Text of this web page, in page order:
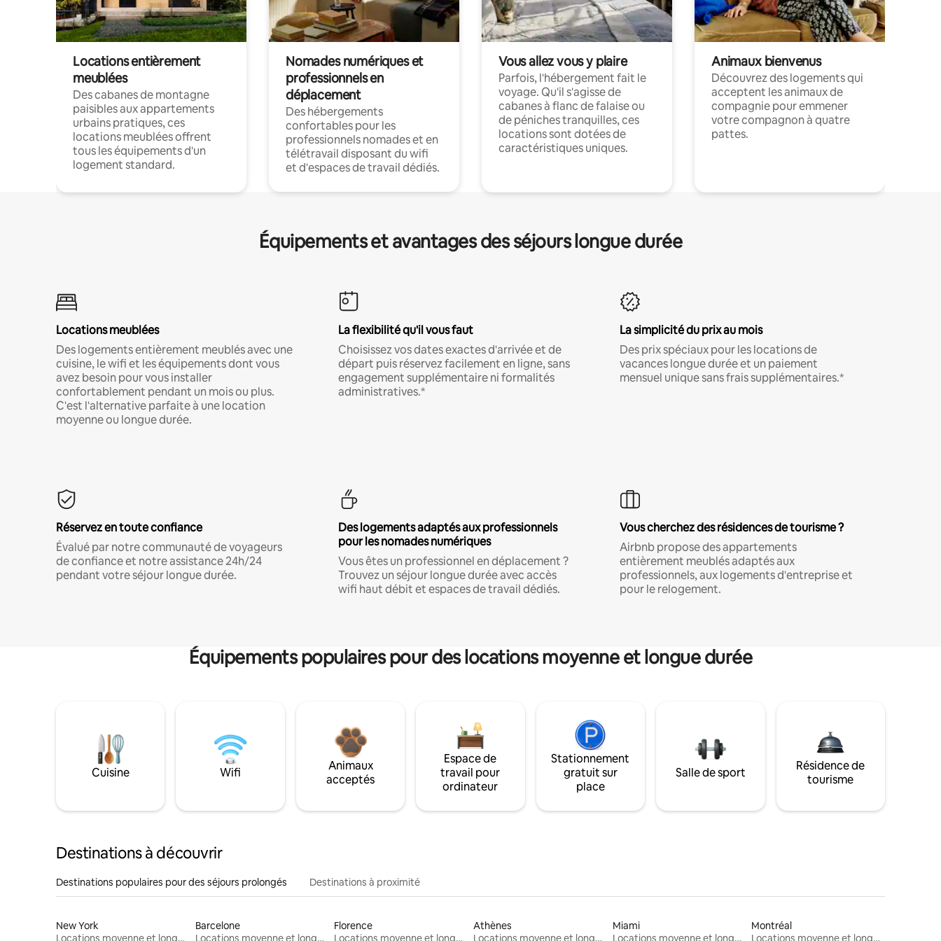
Locations entièrement
meublées
Des cabanes de montagne
paisibles aux appartements
urbains pratiques, ces
locations meublées offrent
tous les équipements d'un
logement standard.
Nomades numériques et
professionnels en
déplacement
Des hébergements
confortables pour les
professionnels nomades et en
télétravail disposant du wifi
et d'espaces de travail dédiés.
Vous allez vous y plaire
Parfois, l'hébergement fait le
voyage. Qu'il s'agisse de
cabanes à flanc de falaise ou
de péniches tranquilles, ces
locations sont dotées de
caractéristiques uniques.
Animaux bienvenus
Découvrez des logements qui
acceptent les animaux de
compagnie pour emmener
votre compagnon à quatre
pattes.
Équipements et avantages des séjours longue durée
Locations meublées
Des logements entièrement meublés avec une
cuisine, le wifi et les équipements dont vous
avez besoin pour vous installer
confortablement pendant un mois ou plus.
C'est l'alternative parfaite à une location
moyenne ou longue durée.
La flexibilité qu'il vous faut
Choisissez vos dates exactes d'arrivée et de
départ puis réservez facilement en ligne, sans
engagement supplémentaire ni formalités
administratives.*
La simplicité du prix au mois
Des prix spéciaux pour les locations de
vacances longue durée et un paiement
mensuel unique sans frais supplémentaires.*
Réservez en toute confiance
Évalué par notre communauté de voyageurs
de confiance et notre assistance 24h/24
pendant votre séjour longue durée.
Des logements adaptés aux professionnels
pour les nomades numériques
Vous êtes un professionnel en déplacement ?
Trouvez un séjour longue durée avec accès
wifi haut débit et espaces de travail dédiés.
Vous cherchez des résidences de tourisme ?
Airbnb propose des appartements
entièrement meublés adaptés aux
professionnels, aux logements d'entreprise et
pour le relogement.
Équipements populaires pour des locations moyenne et longue durée
Cuisine Wifi
Animaux
acceptés
Espace de
travail pour
ordinateur
Stationnement
gratuit sur
place
Salle de sport
Résidence de
tourisme
Destinations à découvrir
Destinations populaires pour des séjours prolongés Destinations à proximité
New York
Locations moyenne et longue durée
Barcelone
Locations moyenne et longue durée
Florence
Locations moyenne et longue durée
Athènes
Locations moyenne et longue durée
Miami
Locations moyenne et longue durée
Montréal
Locations moyenne et longue durée